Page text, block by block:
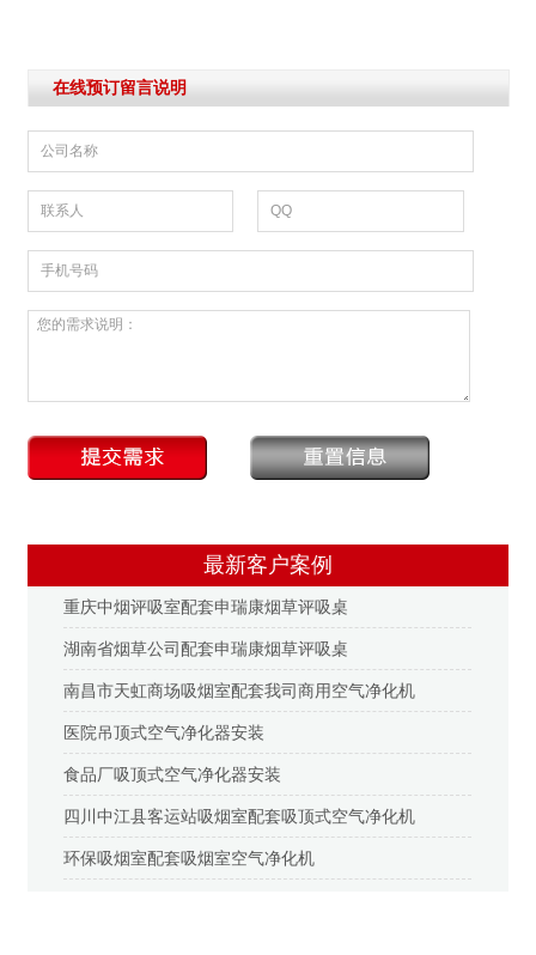
在线预订留言说明
最新客户案例
重庆中烟评吸室配套申瑞康烟草评吸桌
湖南省烟草公司配套申瑞康烟草评吸桌
南昌市天虹商场吸烟室配套我司商用空气净化机
医院吊顶式空气净化器安装
食品厂吸顶式空气净化器安装
四川中江县客运站吸烟室配套吸顶式空气净化机
环保吸烟室配套吸烟室空气净化机